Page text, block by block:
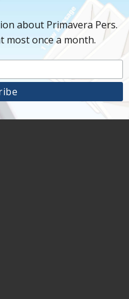
about Primavera Pers.
most once a month.